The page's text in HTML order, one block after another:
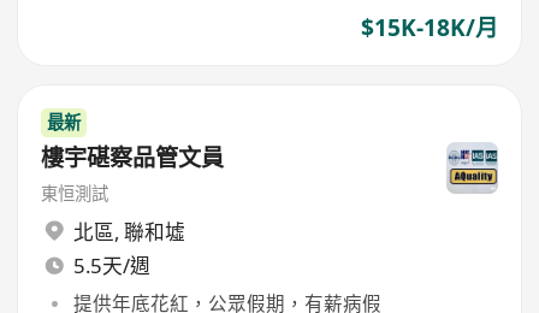
$15K-18K/月
最新
樓宇碪察品管文員
東恒測試
北區, 聯和墟
5.5天/週
提供年底花紅，公眾假期，有薪病假